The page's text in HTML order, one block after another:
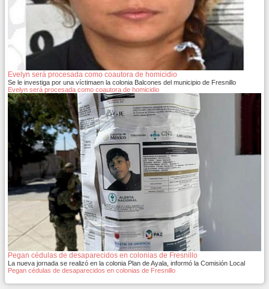
Evelyn será procesada como coautora de homicidio
Se le investiga por una víctimaen la colonia Balcones del municipio de Fresnillo
Evelyn será procesada como coautora de homicidio
Pegan cédulas de desaparecidos en colonias de Fresnillo
La nueva jornada se realizó en la colonia Plan de Ayala, informó la Comisión Local
Pegan cédulas de desaparecidos en colonias de Fresnillo